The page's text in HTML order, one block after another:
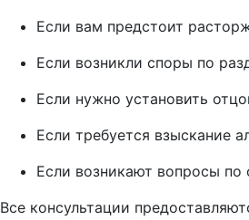
Если вам предстоит
Если возникли споры по
Если нужно установить
Если требуется взыскание
Если возникают вопросы по
Все консультации